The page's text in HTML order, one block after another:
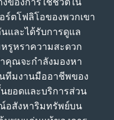
ร์ตโฟลิโอของพวกเขา
ละได้รับการดูแล
รูหราความสะดวก
คุณจะกําลังมองหา
ทีมงานมืออาชีพของ
นยอดและบริการส่วน
อสังหาริมทรัพย์บน